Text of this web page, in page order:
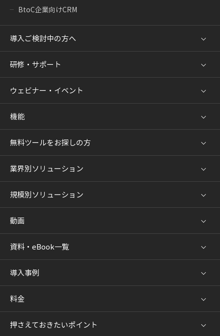
BtoC企業向けCRM
導入ご検討中の方へ
研修・サポート
ウェビナー・イベント
機能
無料ツールをお探しの方
業界別ソリューション
規模別ソリューション
動画
資料・eBook一覧
導入事例
料金
押さえておきたいポイント